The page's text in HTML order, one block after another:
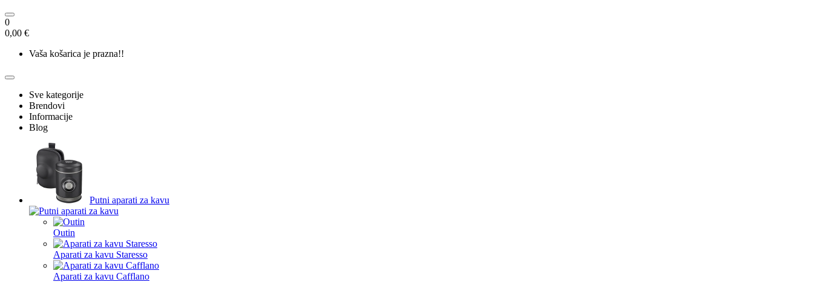
0
0,00 €
Vaša košarica je prazna!!
Sve kategorije
Brendovi
Informacije
Blog
Putni aparati za kavu
Outin
Aparati za kavu Staresso
Aparati za kavu Cafflano